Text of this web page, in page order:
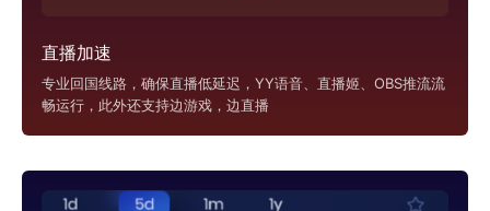
直播加速
专业回国线路，确保直播低延迟，YY语音、直播姬、OBS推流流
畅运行，此外还支持边游戏，边直播